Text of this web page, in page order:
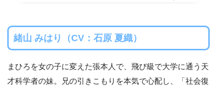
緒山 みはり（CV：石原 夏織）
まひろを女の子に変えた張本人で、飛び級で大学に通う天
才科学者の妹。兄の引きこもりを本気で心配し、「社会復